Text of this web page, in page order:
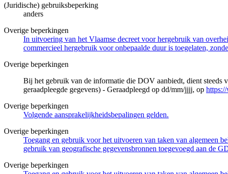
(Juridische) gebruiksbeperking
anders
Overige beperkingen
In uitvoering van het Vlaamse decreet voor hergebruik van
commercieel hergebruik voor onbepaalde duur is toegelaten,
Overige beperkingen
Bij het gebruik van de informatie die DOV aanbiedt, dient steeds
geraadpleegde gegevens) - Geraadpleegd op dd/mm/jjjj, op
Overige beperkingen
Volgende aansprakelijkheidsbepalingen gelden.
Overige beperkingen
Toegang en gebruik voor het uitvoeren van taken van algemeen
gebruik van geografische gegevensbronnen toegevoegd aan de
Overige beperkingen